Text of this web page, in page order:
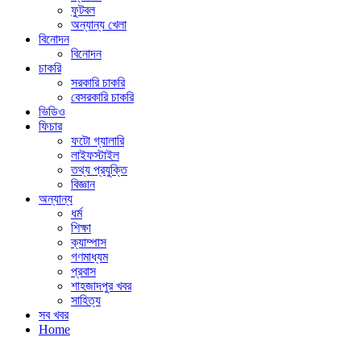
ফুটবল
অন্যান্য খেলা
বিনোদন
বিনোদন
চাকরি
সরকারি চাকরি
বেসরকারি চাকরি
ভিডিও
ফিচার
ফটো গ্যালারি
লাইফস্টাইল
তথ্য প্রযুক্তি
বিজ্ঞান
অন্যান্য
ধর্ম
শিক্ষা
ক্যাম্পাস
গণমাধ্যম
প্রবাস
শাহজাদপুর খবর
সাহিত্য
সব খবর
Home